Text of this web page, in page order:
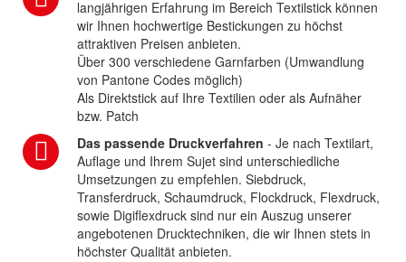
langjährigen Erfahrung im Bereich Textilstick können
wir Ihnen hochwertige Bestickungen zu höchst
attraktiven Preisen anbieten.
Über 300 verschiedene Garnfarben (Umwandlung
von Pantone Codes möglich)
Als Direktstick auf Ihre Textilien oder als Aufnäher
bzw. Patch
Das passende Druckverfahren - Je nach Textilart,
Auflage und Ihrem Sujet sind unterschiedliche
Umsetzungen zu empfehlen. Siebdruck,
Transferdruck, Schaumdruck, Flockdruck, Flexdruck,
sowie Digiflexdruck sind nur ein Auszug unserer
angebotenen Drucktechniken, die wir Ihnen stets in
höchster Qualität anbieten.